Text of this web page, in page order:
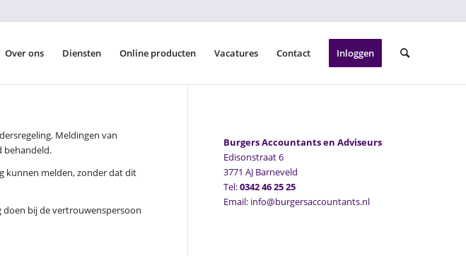
Over ons Diensten Online producten Vacatures Contact Inloggen
Meldingen van
behandeld.
kunnen melden, zonder dat dit
bij de vertrouwenspersoon
Burgers Accountants en Adviseurs
Edisonstraat 6
3771 AJ Barneveld
Tel:0342 46 25 25
Email: info@burgersaccountants.nl